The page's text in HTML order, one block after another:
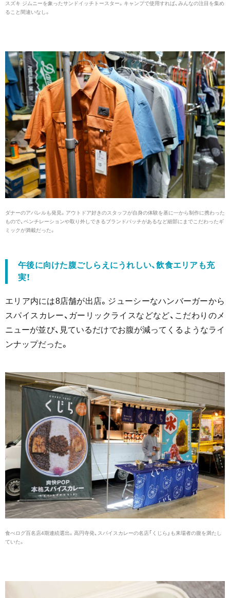
スズキ ジムニーを象ったサンドイッチトースター。キャンプで使用すれば、みんなの注目を集め
ること間違いなし。
ダナーのアパレルも発見。アウトドア好きのスタッフが自身の体験を基に一から制作に携わった
もので、ベンチレーションや取り外しできるブランドパッチがあるなど細部にまでこだわったギ
ミックが満載だった。
午後に向けた腹ごしらえにうれしい、飲食エリアも充
実！
エリア内には8店舗が出店。ジューシーなハンバーガーから
スパイスカレー、ガーリックライスなどなど、こだわりのメ
ニューが並び、見ているだけでお腹が減ってくるようなライ
ンナップだった。
食べログ百名店4期連続選出。高円寺発、スパイスカレーの名店「くじら」も来場者の腹を満たし
ていた。